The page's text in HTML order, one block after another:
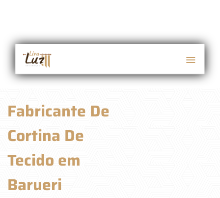
Fabricante De
Cortina De
Tecido em
Barueri